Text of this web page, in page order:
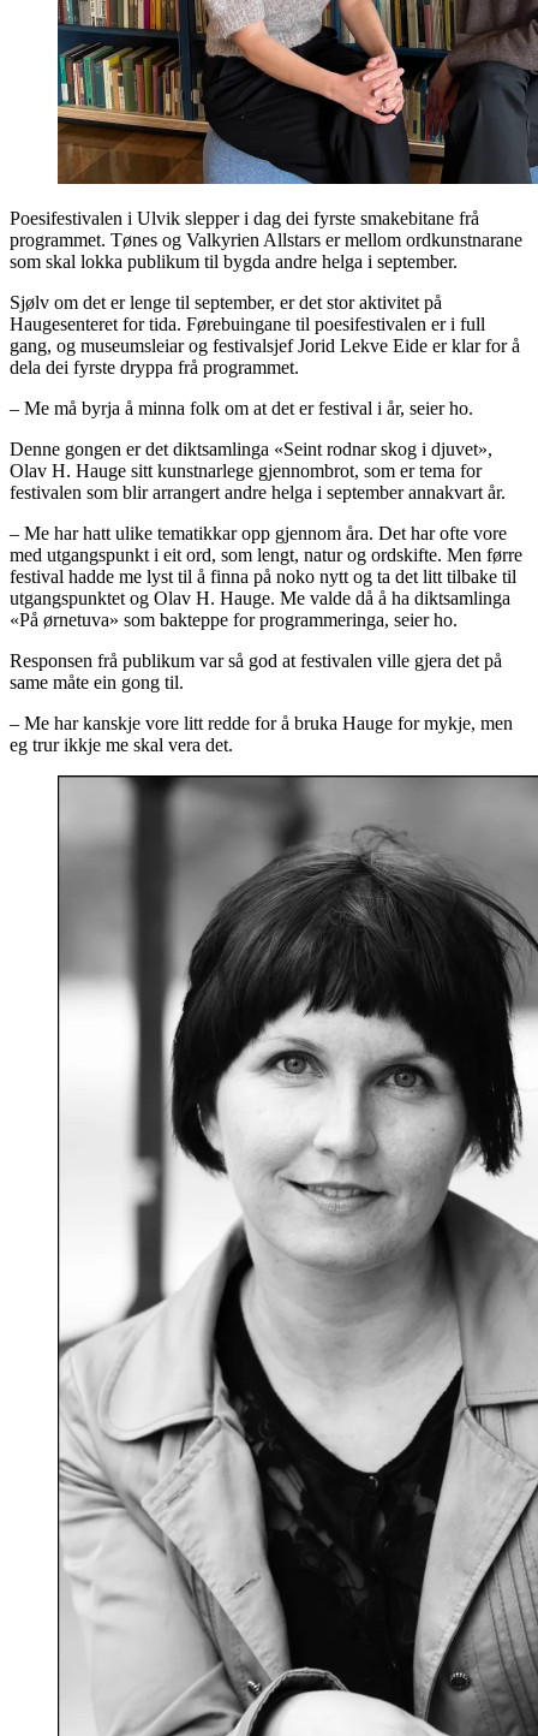
Poesifestivalen i Ulvik slepper i dag dei fyrste smakebitane frå
programmet. Tønes og Valkyrien Allstars er mellom ordkunstnarane
som skal lokka publikum til bygda andre helga i september.
Sjølv om det er lenge til september, er det stor aktivitet på
Haugesenteret for tida. Førebuingane til poesifestivalen er i full
gang, og museumsleiar og festivalsjef Jorid Lekve Eide er klar for å
dela dei fyrste dryppa frå programmet.
– Me må byrja å minna folk om at det er festival i år, seier ho.
Denne gongen er det diktsamlinga «Seint rodnar skog i djuvet»,
Olav H. Hauge sitt kunstnarlege gjennombrot, som er tema for
festivalen som blir arrangert andre helga i september annakvart år.
– Me har hatt ulike tematikkar opp gjennom åra. Det har ofte vore
med utgangspunkt i eit ord, som lengt, naturog ordskifte. Men førre
festival hadde me lyst til å finna på noko nytt og ta det litt tilbake til
utgangspunktet og Olav H. Hauge. Me valde då å ha diktsamlinga
«På ørnetuva» som bakteppe for programmeringa, seier ho.
Responsen frå publikum var så god at festivalen ville gjera det på
same måte ein gong til.
– Me har kanskje vore litt redde for å bruka Hauge for mykje, men
eg trur ikkje me skal vera det.